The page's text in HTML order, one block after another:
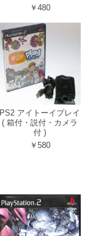
￥480
PS2 アイトーイプレイ
( 箱付・説付・カメラ
付 )
￥580